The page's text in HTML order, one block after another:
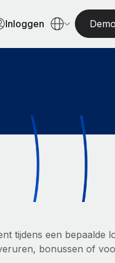
Inloggen
tijdens een bepaalde
bonussen of